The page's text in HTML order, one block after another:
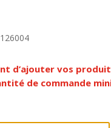
d’ajouter vos
de commande